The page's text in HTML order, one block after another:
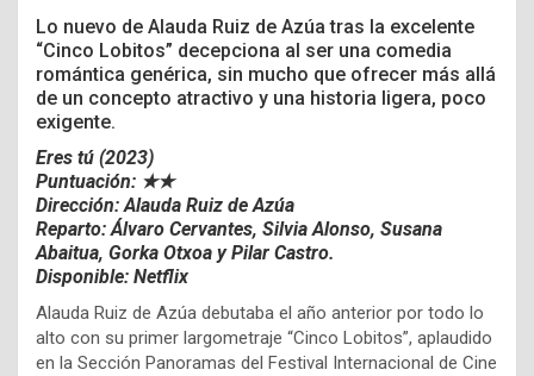
Lo nuevo de Alauda Ruiz de Azúa tras la excelente
“Cinco Lobitos” decepciona al ser una comedia
romántica genérica, sin mucho que ofrecer más allá
de un concepto atractivo y una historia ligera, poco
exigente.
Eres tú (2023)
Puntuación: ★★
Dirección: Alauda Ruiz de Azúa
Reparto: Álvaro Cervantes, Silvia Alonso, Susana
Abaitua, Gorka Otxoa y Pilar Castro.
Disponible: Netflix
Alauda Ruiz de Azúa debutaba el año anterior por todo lo
alto con su primer largometraje “Cinco Lobitos”, aplaudido
en la Sección Panoramas del Festival Internacional de Cine